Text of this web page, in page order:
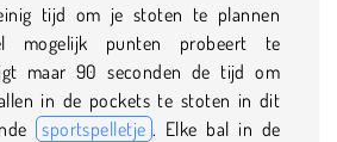
tijd om je stoten te plannen
mogelijk punten probeert te
maar 90 seconden de tijd om
in de pockets te stoten in dit
sportspelletje . Elke bal in de